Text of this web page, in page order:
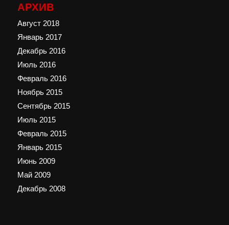
АРХИВ
Август 2018
Январь 2017
Декабрь 2016
Июль 2016
Февраль 2016
Ноябрь 2015
Сентябрь 2015
Июль 2015
Февраль 2015
Январь 2015
Июнь 2009
Май 2009
Декабрь 2008